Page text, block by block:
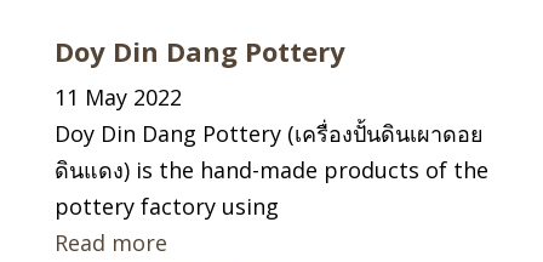
Doy Din Dang Pottery
11 May 2022
Doy Din Dang Pottery (เครื่องปั้นดินเผาดอย
ดินแดง) is the hand-made products of the
pottery factory using
Read more